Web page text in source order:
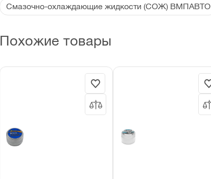
Смазочно-охлаждающие жидкости (СОЖ) ВМПАВТО
Похожие товары